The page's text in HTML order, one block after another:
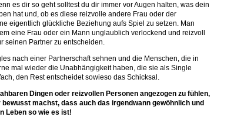
es dir so geht solltest du dir immer vor Augen halten, was dein
hat und, ob es diese reizvolle andere Frau oder der
eigentlich glückliche Beziehung aufs Spiel zu setzen. Man
eine Frau oder ein Mann unglaublich verlockend und reizvoll
seinen Partner zu entscheiden.
nach einer Partnerschaft sehnen und die Menschen, die in
mal wieder die Unabhängigkeit haben, die sie als Single
den Rest entscheidet sowieso das Schicksal.
Dingen oder reizvollen Personen angezogen zu fühlen,
machst, dass auch das irgendwann gewöhnlich und
Leben so wie es ist!